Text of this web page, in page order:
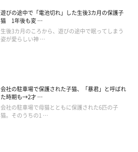
遊びの途中で「電池切れ」した生後3カ月の保護子
猫 1年後も変 …
生後3カ月のころから、遊びの途中で眠ってしまう
姿が愛らしい神 …
会社の駐車場で保護された子猫、「暴君」と呼ばれ
た時期も→2才 …
会社の駐車場で母猫とともに保護された6匹の子
猫。そのうちの1 …